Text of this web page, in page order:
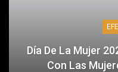
Día De La Mujer
Con Las